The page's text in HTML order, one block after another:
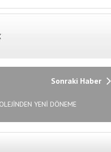
Sonraki Haber
YENİ DÖNEME